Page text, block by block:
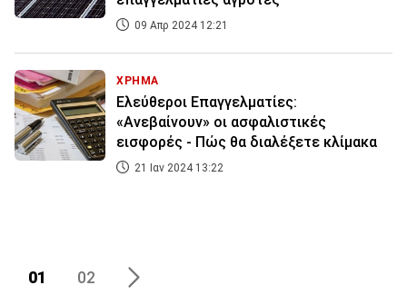
09 Απρ 2024 12:21
ΧΡΗΜΑ
Ελεύθεροι Επαγγελματίες:
«Ανεβαίνουν» οι ασφαλιστικές
εισφορές - Πώς θα διαλέξετε κλίμακα
21 Ιαν 2024 13:22
01 02